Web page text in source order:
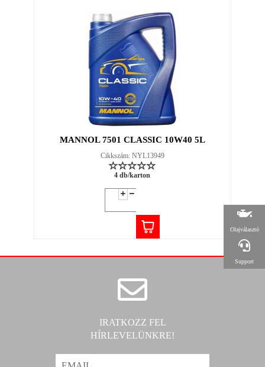
MANNOL 7501 CLASSIC 10W40 5L
Cikkszám: NYL13949
4 db/karton
IRATKOZZ FEL
HÍRLEVELÜNKRE!
Olajválasztó
Support